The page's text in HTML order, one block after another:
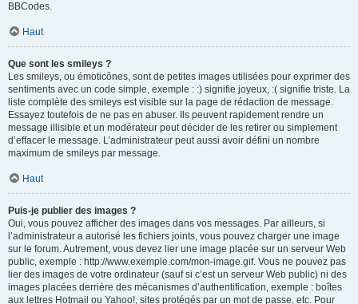
BBCodes.
Haut
Que sont les smileys ?
Les smileys, ou émoticônes, sont de petites images utilisées pour exprimer des
sentiments avec un code simple, exemple : :) signifie joyeux, :( signifie triste. La
liste complète des smileys est visible sur la page de rédaction de message.
Essayez toutefois de ne pas en abuser. Ils peuvent rapidement rendre un
message illisible et un modérateur peut décider de les retirer ou simplement
d’effacer le message. L’administrateur peut aussi avoir défini un nombre
maximum de smileys par message.
Haut
Puis-je publier des images ?
Oui, vous pouvez afficher des images dans vos messages. Par ailleurs, si
l’administrateur a autorisé les fichiers joints, vous pouvez charger une image
sur le forum. Autrement, vous devez lier une image placée sur un serveur Web
public, exemple : http://www.exemple.com/mon-image.gif. Vous ne pouvez pas
lier des images de votre ordinateur (sauf si c’est un serveur Web public) ni des
images placées derrière des mécanismes d’authentification, exemple : boîtes
aux lettres Hotmail ou Yahoo!, sites protégés par un mot de passe, etc. Pour